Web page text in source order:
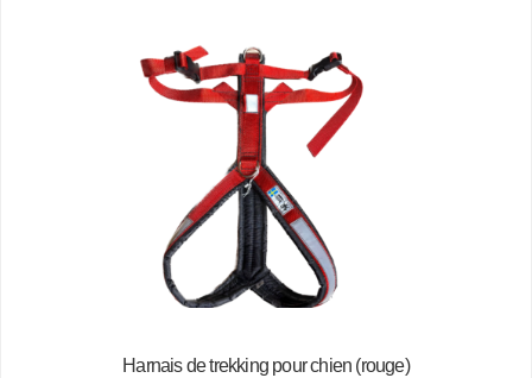
Harnais de trekking pour chien (rouge)